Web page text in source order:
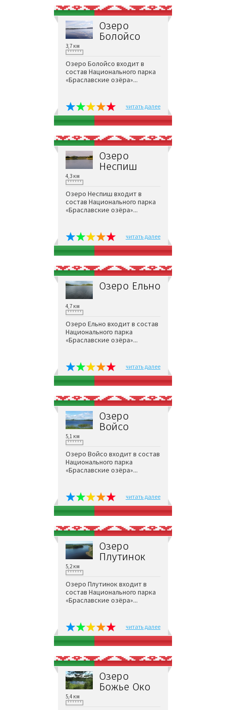
Озеро
Болойсо
3,7 км
Озеро Болойсо входит в
состав Национального парка
«Браславские озёра»...
читать далее
Озеро
Неспиш
4,3 км
Озеро Неспиш входит в
состав Национального парка
«Браславские озёра»...
читать далее
Озеро Ельно
4,7 км
Озеро Ельно входит в состав
Национального парка
«Браславские озёра»...
читать далее
Озеро
Войсо
5,1 км
Озеро Войсо входит в состав
Национального парка
«Браславские озёра»...
читать далее
Озеро
Плутинок
5,2 км
Озеро Плутинок входит в
состав Национального парка
«Браславские озёра»...
читать далее
Озеро
Божье Око
5,4 км